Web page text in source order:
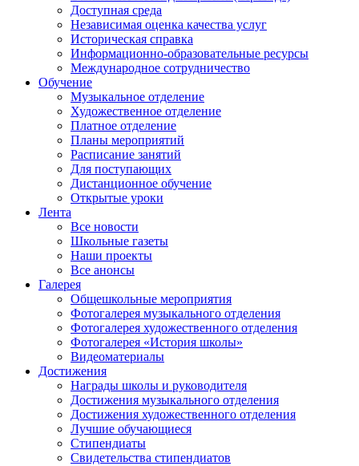
Доступная среда
Независимая оценка качества услуг
Историческая справка
Информационно-образовательные ресурсы
Международное сотрудничество
Обучение
Музыкальное отделение
Художественное отделение
Платное отделение
Планы мероприятий
Расписание занятий
Для поступающих
Дистанционное обучение
Открытые уроки
Лента
Все новости
Школьные газеты
Наши проекты
Все анонсы
Галерея
Общешкольные мероприятия
Фотогалерея музыкального отделения
Фотогалерея художественного отделения
Фотогалерея «История школы»
Видеоматериалы
Достижения
Награды школы и руководителя
Достижения музыкального отделения
Достижения художественного отделения
Лучшие обучающиеся
Стипендиаты
Свидетельства стипендиатов